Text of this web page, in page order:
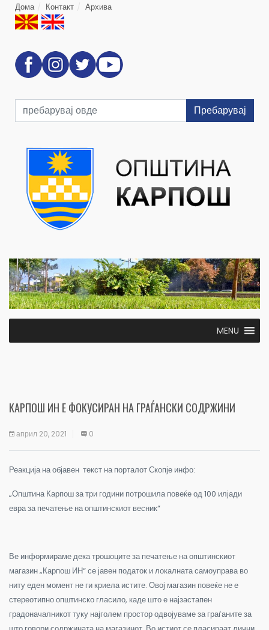
Дома Контакт Архива
Пребарувај
MENU
КАРПОШ ИН Е ФОКУСИРАН НА ГРАЃАНСКИ СОДРЖИНИ
април 20, 2021 0
Реакција на објавен текст на порталот Скопје инфо:
„Општина Карпош за три години потрошила повеќе од 100 илјади
евра за печатење на општинскиот весник“
Ве информираме дека трошоците за печатење на општинскиот
магазин „Карпош ИН“ се јавен податок и локалната самоуправа во
ниту еден момент не ги криела истите. Овој магазин повеќе не е
стереотипно општинско гласило, каде што е најзастапен
градоначалникот туку најголем простор одвојуваме за граѓаните за